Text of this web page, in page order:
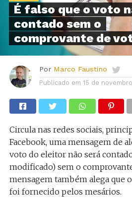
É falso que o voto
contado sem o
comprovante de
Por Marco Faustino
Publicado em 15 de
Circula nas redes sociais,
Facebook, uma mensagem de
voto do eleitor não será
modificado) sem o
mensagem também alega que
foi fornecido pelos mesários.